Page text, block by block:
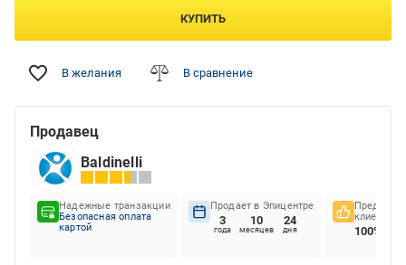
КУПИТЬ
В желания В сравнение
Продавец
Baldinelli
Надежные транзакции
Безопасная оплата
картой
Продает в Эпицентре
3
года
10
месяцев
24
дня
клиентов
100%